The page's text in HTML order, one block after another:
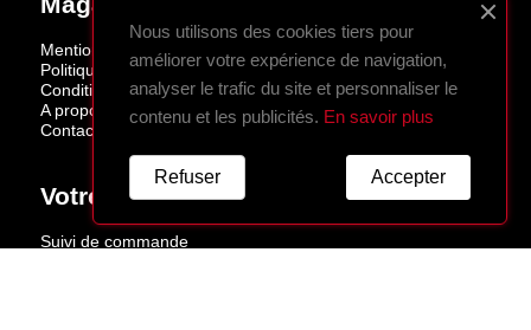
Mentions légales
Politique de confidentialité
Conditions de vente
A propos
Contactez-nous
Votre Compte
Suivi de commande
Nous utilisons des cookies tiers pour
améliorer votre expérience de navigation,
analyser le trafic du site et personnaliser le
contenu et les publicités. En savoir plus
Accepter
Refuser